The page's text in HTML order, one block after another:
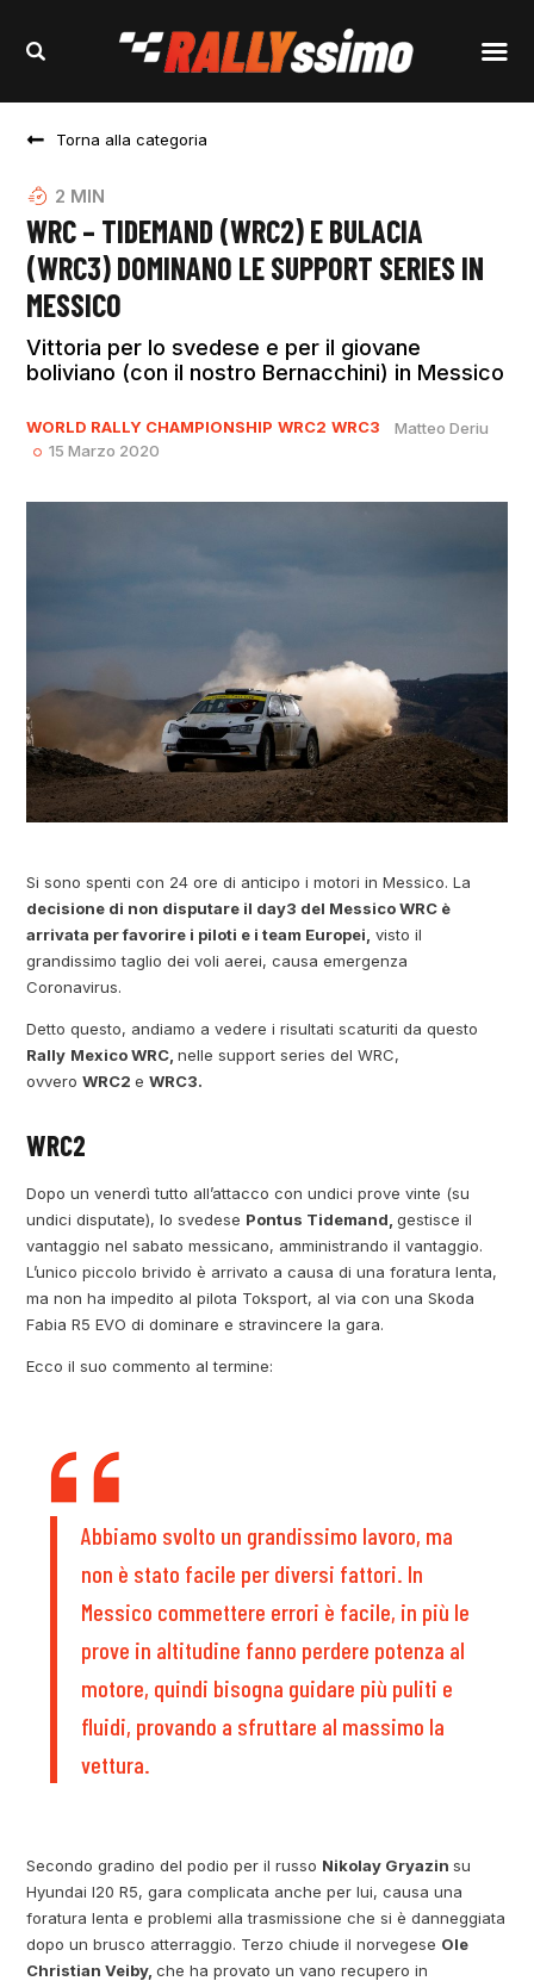
Torna alla categoria
2 MIN
WRC – TIDEMAND (WRC2) E BULACIA
(WRC3) DOMINANO LE SUPPORT SERIES IN
MESSICO
Vittoria per lo svedese e per il giovane
boliviano (con il nostro Bernacchini) in Messico
WORLD RALLY CHAMPIONSHIP WRC2 WRC3
Matteo Deriu
15 Marzo 2020
Si sono spenti con 24 ore di anticipo i motori in Messico. La
decisione di non disputare il day3 del Messico WRC è
arrivata per favorire i piloti e i team Europei, visto il
grandissimo taglio dei voli aerei, causa emergenza
Coronavirus.
Detto questo, andiamo a vedere i risultati scaturiti da questo
Rally Mexico WRC,nelle support series del WRC,
ovveroWRC2eWRC3.
WRC2
Dopo un venerdì tutto all’attacco con undici prove vinte (su
undici disputate), lo svedese Pontus Tidemand,gestisce il
vantaggio nel sabato messicano, amministrando il vantaggio.
L’unico piccolo brivido è arrivato a causa di una foratura lenta,
ma non ha impedito al pilota Toksport, al via con una Skoda
Fabia R5 EVO di dominare e stravincere la gara.
Ecco il suo commento al termine:
Abbiamo svolto un grandissimo lavoro, ma
non è stato facile per diversi fattori. In
Messico commettere errori è facile, in più le
prove in altitudine fanno perdere potenza al
motore, quindi bisogna guidare più puliti e
fluidi, provando a sfruttare al massimo la
vettura.
Secondo gradino del podio per il russo Nikolay Gryazinsu
Hyundai I20 R5, gara complicata anche per lui, causa una
foratura lenta e problemi alla trasmissione che si è danneggiata
dopo un brusco atterraggio. Terzo chiude il norvegese Ole
Christian Veiby,che ha provato un vano recupero in